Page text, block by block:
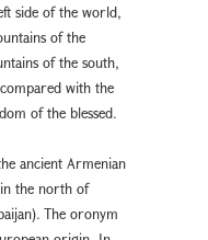
side of the world,
of the
of the south,
with the
of the blessed.
ancient Armenian
the north of
The oronym